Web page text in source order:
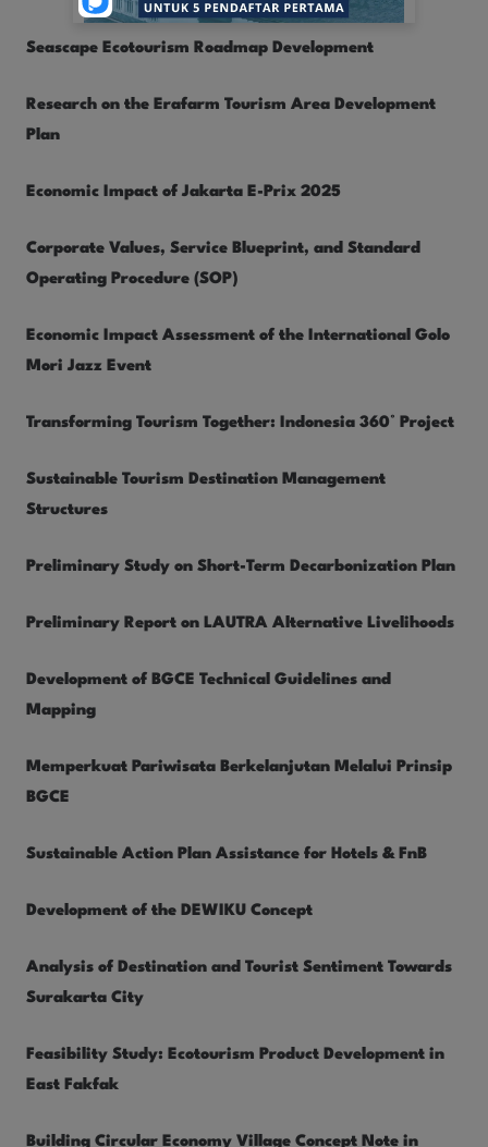
Seascape Ecotourism Roadmap Development
Research on the Erafarm Tourism Area Development
Plan
Economic Impact of Jakarta E-Prix 2025
Corporate Values, Service Blueprint, and Standard
Operating Procedure (SOP)
Economic Impact Assessment of the International Golo
Mori Jazz Event
Transforming Tourism Together: Indonesia 360° Project
Sustainable Tourism Destination Management
Structures
Preliminary Study on Short-Term Decarbonization Plan
Preliminary Report on LAUTRA Alternative Livelihoods
Development of BGCE Technical Guidelines and
Mapping
Memperkuat Pariwisata Berkelanjutan Melalui Prinsip
BGCE
Sustainable Action Plan Assistance for Hotels & FnB
Development of the DEWIKU Concept
Analysis of Destination and Tourist Sentiment Towards
Surakarta City
Feasibility Study: Ecotourism Product Development in
East Fakfak
Building Circular Economy Village Concept Note in